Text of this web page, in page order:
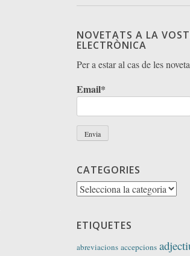
NOVETATS A LA
ELECTRÒNICA
Per a estar al cas de les
Email*
CATEGORIES
Categories
ETIQUETES
abreviacions accepcions